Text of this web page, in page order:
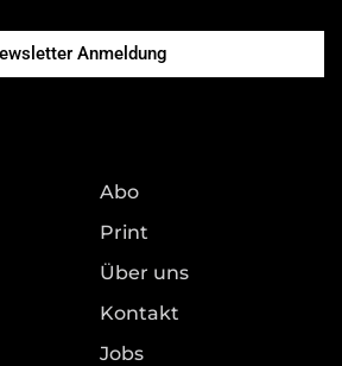
Anmeldung
Abo
Print
Über uns
Kontakt
Jobs